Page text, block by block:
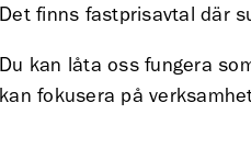
Det finns fastprisavtal där
Du kan låta oss fungera
kan fokusera på